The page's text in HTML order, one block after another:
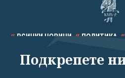
ВСИЧКИ НОВИНИ ПОЛИТИКА
СПОРТ КУЛТУРА
Подкрепете